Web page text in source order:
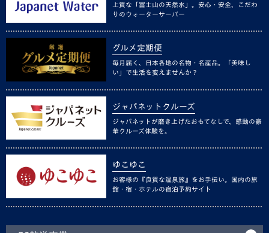
上質な「富士山の天然水」。安心・安全、こだわ
りのウォーターサーバー
グルメ定期便
毎月届く、日本各地の名物・名産品。「美味し
い」で生活を変えませんか？
ジャパネットクルーズ
ジャパネットが磨き上げたおもてなしで、感動の豪
華クルーズ体験を。
ゆこゆこ
お客様の『良質な温泉旅』をお手伝い。国内の旅
館・宿・ホテルの宿泊予約サイト